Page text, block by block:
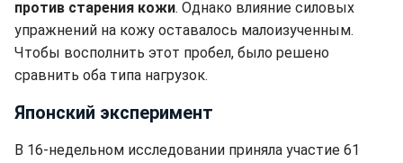
против старения кожи. Однако влияние силовых
упражнений на кожу оставалось малоизученным.
Чтобы восполнить этот пробел, было решено
сравнить оба типа нагрузок.
Японский эксперимент
В 16-недельном исследовании приняла участие 61